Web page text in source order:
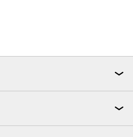
o refrigerante é perfeito
você tem a praticidade de uma